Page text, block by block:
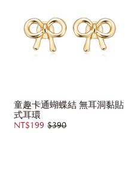
童趣卡通蝴蝶結 無耳洞黏貼
式耳環
NT$199 $390